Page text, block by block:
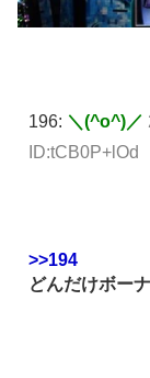
196: ＼(^o^)／
ID:tCB0P+lOd
>>194
どんだけボー